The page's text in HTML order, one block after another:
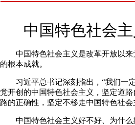
中国特色社会
中国特色社会主义是改革开放以来
的根本成就。
习近平总书记深刻指出，“我们一定
党开创的中国特色社会主义，坚定道
路的正确性，坚定不移走中国特色社会
中国特色社会主义好不好、为什么